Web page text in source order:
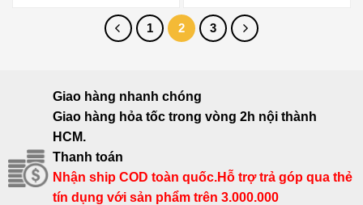
1 2 3
Giao hàng nhanh chóng
Giao hàng hỏa tốc trong vòng 2h nội thành
HCM.
Thanh toán
Nhận ship COD toàn quốc.Hỗ trợ trả góp qua thẻ
tín dụng với sản phẩm trên 3.000.000